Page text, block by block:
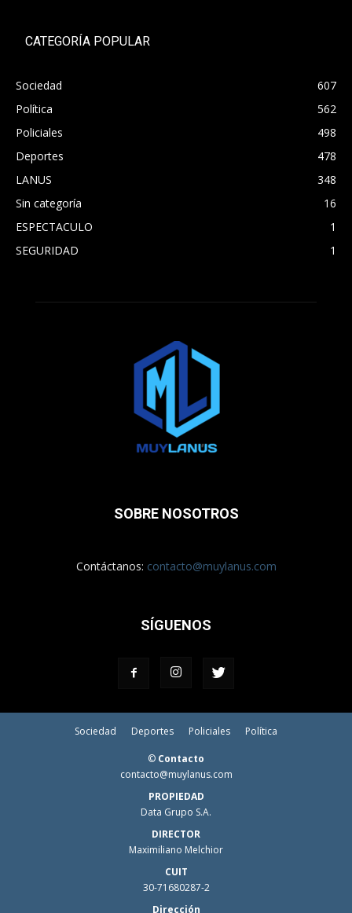
CATEGORÍA POPULAR
Sociedad
607
Política
562
Policiales
498
Deportes
478
LANUS
348
Sin categoría
16
ESPECTACULO
1
SEGURIDAD
1
SOBRE NOSOTROS
Contáctanos: contacto@muylanus.com
SÍGUENOS
Sociedad Deportes Policiales Política
© Contacto
contacto@muylanus.com
PROPIEDAD
Data Grupo S.A.
DIRECTOR
Maximiliano Melchior
CUIT
30-71680287-2
Dirección